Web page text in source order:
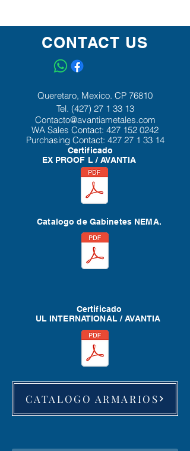
CONTACT US
Queretaro, Mexico. CP 76810
Tel. (427) 27 1 33 13
Contacto@avantiametales.com
WA Sales Contact: 427 152 0242
Purchasing Contact: 427 27 1 33 14
Certificado
EX PROOF L / AVANTIA
Catalogo de Gabinetes NEMA.
Certificado
UL INTERNATIONAL / AVANTIA
CATALOGO ARMARIOS